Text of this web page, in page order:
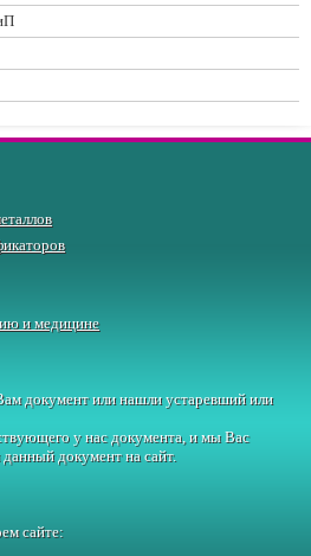
и медицине
документ или нашли устаревший или
у нас документа, и мы Вас
документ на сайт.
сайте: